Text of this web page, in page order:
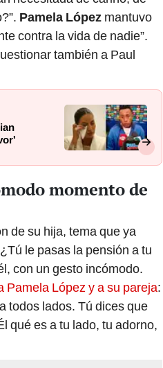
Pamela López mantuvo
contra la vida de nadie”.
también a Paul
momento de
de su hija, tema que ya
le pasas la pensión a tu
con un gesto incómodo.
Pamela López y a su pareja:
todos lados. Tú dices que
qué es a tu lado, tu adorno,